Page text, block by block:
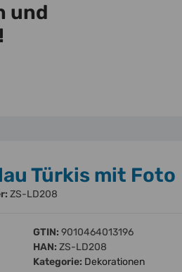
und
Türkis mit Foto
ZS-LD208
GTIN: 9010464013196
HAN: ZS-LD208
Kategorie: Dekorationen